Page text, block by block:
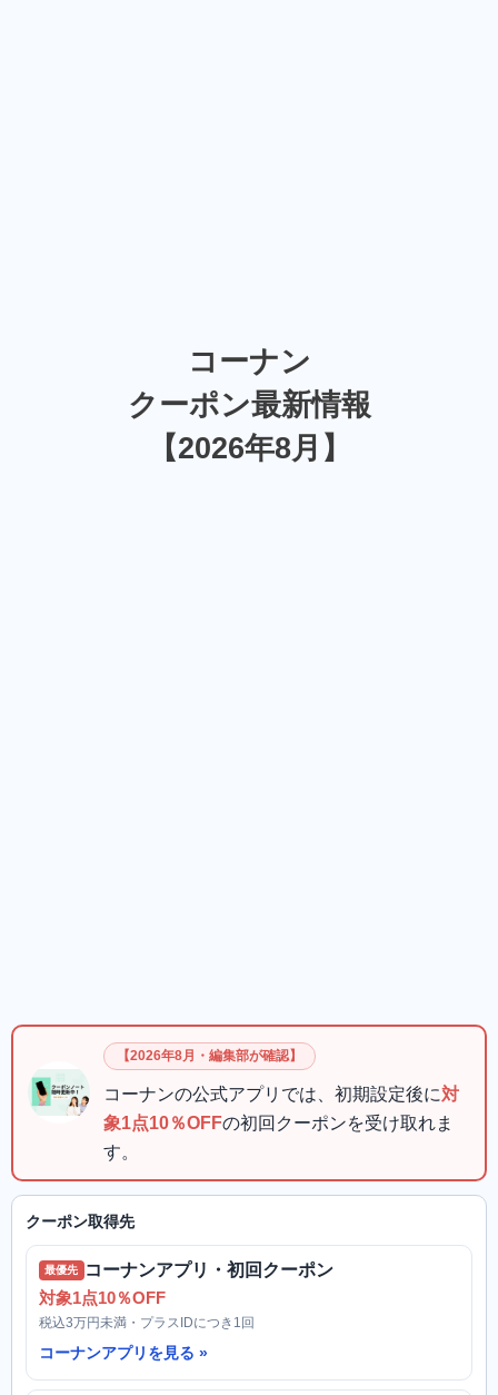
コーナン
クーポン最新情報
【2026年8月】
【2026年8月・編集部が確認】
コーナンの公式アプリでは、初期設定後に対
象1点10％OFFの初回クーポンを受け取れま
す。
クーポン取得先
最優先 コーナンアプリ・初回クーポン
対象1点10％OFF
税込3万円未満・プラスIDにつき1回
コーナンアプリを見る